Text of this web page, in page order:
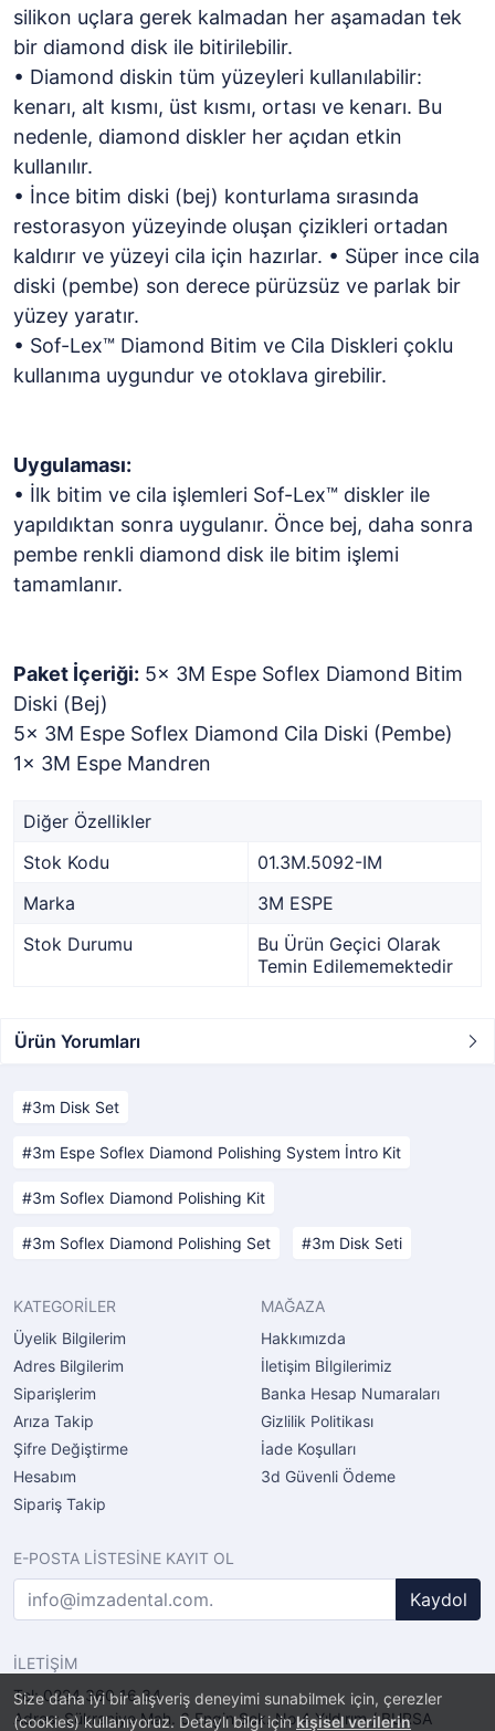
Size daha iyi bir alışveriş deneyimi sunabilmek için, çerezler
(cookies) kullanıyoruz. Detaylı bilgi içinkişisel verilerin
silikon uçlara gerek kalmadan her aşamadan tek
bir diamond disk ile bitirilebilir.
• Diamond diskin tüm yüzeyleri kullanılabilir:
kenarı, alt kısmı, üst kısmı, ortası ve kenarı. Bu
nedenle, diamond diskler her açıdan etkin
kullanılır.
• İnce bitim diski (bej) konturlama sırasında
restorasyon yüzeyinde oluşan çizikleri ortadan
kaldırır ve yüzeyi cila için hazırlar. • Süper ince cila
diski (pembe) son derece pürüzsüz ve parlak bir
yüzey yaratır.
• Sof-Lex™ Diamond Bitim ve Cila Diskleri çoklu
kullanıma uygundur ve otoklava girebilir.
Uygulaması:
• İlk bitim ve cila işlemleri Sof-Lex™ diskler ile
yapıldıktan sonra uygulanır. Önce bej, daha sonra
pembe renkli diamond disk ile bitim işlemi
tamamlanır.
Paket İçeriği: 5x 3M Espe Soflex Diamond Bitim
Diski (Bej)
5x 3M Espe Soflex Diamond Cila Diski (Pembe)
1x 3M Espe Mandren
Diğer Özellikler
Stok Kodu
01.3M.5092-IM
Marka
3M ESPE
Stok Durumu
Bu Ürün Geçici Olarak
Temin Edilememektedir
Ürün Yorumları
3m Disk Set
3m Espe Soflex Diamond Polishing System İntro Kit
3m Soflex Diamond Polishing Kit
3m Soflex Diamond Polishing Set 3m Disk Seti
KATEGORİLER
Üyelik Bilgilerim
Adres Bilgilerim
Siparişlerim
Arıza Takip
Şifre Değiştirme
Hesabım
Sipariş Takip
MAĞAZA
Hakkımızda
İletişim Bİlgilerimiz
Banka Hesap Numaraları
Gizlilik Politikası
İade Koşulları
3d Güvenli Ödeme
E-POSTA LİSTESİNE KAYIT OL
Kaydol
İLETİŞİM
Tel: 0224 360 16 34
Adres: Şükraniye Mah. 6.Engin Sok. No.4 Yıldırım / BURSA